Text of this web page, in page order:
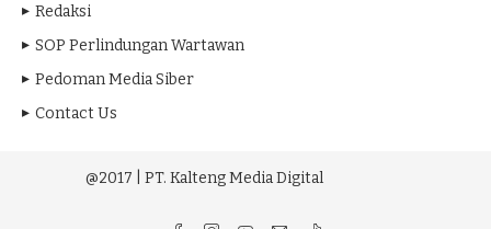
Redaksi
SOP Perlindungan Wartawan
Pedoman Media Siber
Contact Us
@2017 | PT. Kalteng Media Digital